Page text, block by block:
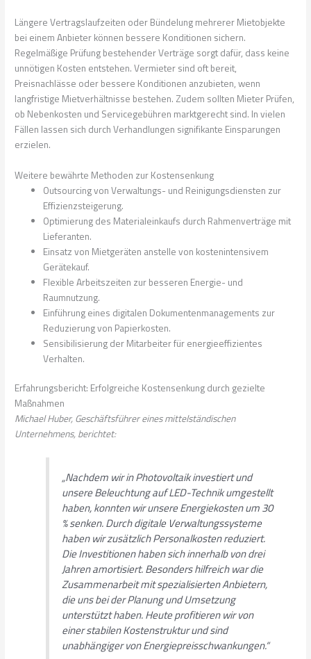
Längere Vertragslaufzeiten oder Bündelung mehrerer Mietobjekte
bei einem Anbieter können bessere Konditionen sichern.
Regelmäßige Prüfung bestehender Verträge sorgt dafür, dass keine
unnötigen Kosten entstehen. Vermieter sind oft bereit,
Preisnachlässe oder bessere Konditionen anzubieten, wenn
langfristige Mietverhältnisse bestehen. Zudem sollten Mieter Prüfen,
ob Nebenkosten und Servicegebühren marktgerecht sind. In vielen
Fällen lassen sich durch Verhandlungen signifikante Einsparungen
erzielen.
Weitere bewährte Methoden zur Kostensenkung
Outsourcing von Verwaltungs- und Reinigungsdiensten zur
Effizienzsteigerung.
Optimierung des Materialeinkaufs durch Rahmenverträge mit
Lieferanten.
Einsatz von Mietgeräten anstelle von kostenintensivem
Gerätekauf.
Flexible Arbeitszeiten zur besseren Energie- und
Raumnutzung.
Einführung eines digitalen Dokumentenmanagements zur
Reduzierung von Papierkosten.
Sensibilisierung der Mitarbeiter für energieeffizientes
Verhalten.
Erfahrungsbericht: Erfolgreiche Kostensenkung durch gezielte
Maßnahmen
Michael Huber, Geschäftsführer eines mittelständischen
Unternehmens, berichtet:
„Nachdem wir in Photovoltaik investiert und
unsere Beleuchtung auf LED-Technik umgestellt
haben, konnten wir unsere Energiekosten um 30
% senken. Durch digitale Verwaltungssysteme
haben wir zusätzlich Personalkosten reduziert.
Die Investitionen haben sich innerhalb von drei
Jahren amortisiert. Besonders hilfreich war die
Zusammenarbeit mit spezialisierten Anbietern,
die uns bei der Planung und Umsetzung
unterstützt haben. Heute profitieren wir von
einer stabilen Kostenstruktur und sind
unabhängiger von Energiepreisschwankungen.“